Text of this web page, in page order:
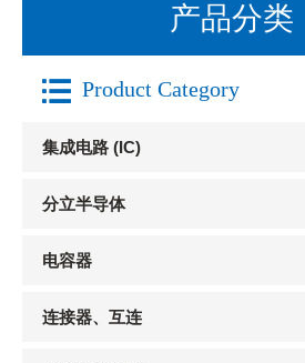
产品分类
 Product Category
集成电路 (IC)
分立半导体
电容器
连接器、互连